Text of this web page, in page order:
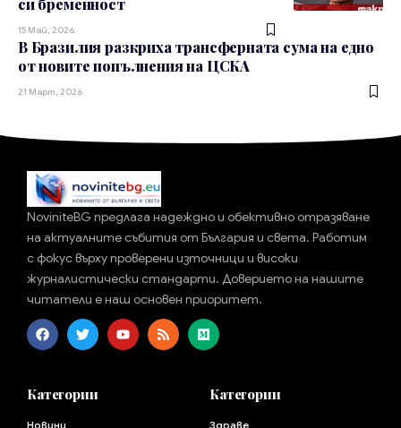
си бременност
15 Май, 2026
В Бразилия разкриха трансферната сума на едно
от новите попълнения на ЦСКА
21 Март, 2026
NoviniteBG предлага надеждно и обективно отразяване
на актуалните събития от България и света. Работим
с фокус върху проверени източници и високи
журналистически стандарти. Доверието на нашите
читатели е наш основен приоритет.
Категории
Новини
Категории
Здраве